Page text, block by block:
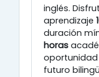
inglés.
aprendizaje
duración
horas
futuro